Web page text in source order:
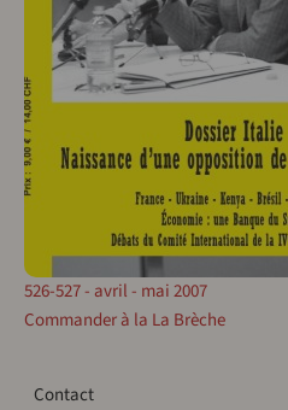
526-527 - avril - mai 2007
Commander à la La Brèche
Contact
Contact